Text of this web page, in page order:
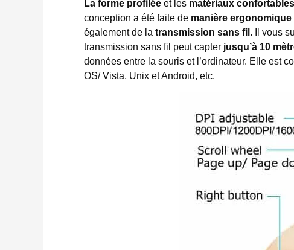
La forme profilée et les matériaux confortables
conception a été faite de manière ergonomique
également de la transmission sans fil . Il vous
transmission sans fil peut capter jusqu’à 10
données entre la souris et l’ordinateur. Elle est
OS/ Vista, Unix et Android, etc.